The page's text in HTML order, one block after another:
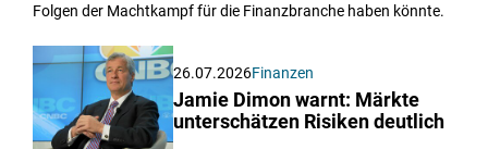
Folgen der Machtkampf für die Finanzbranche haben könnte.
26.07.2026Finanzen
Jamie Dimon warnt: Märkte
unterschätzen Risiken deutlich